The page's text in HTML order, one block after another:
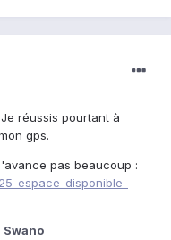
réussis pourtant à
gps.
pas beaucoup :
espace-disponible-
Swano